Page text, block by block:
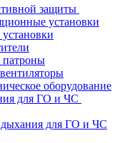
защиты
установки
патроны
оборудование
для ГО и ЧС
дыхания для ГО и ЧС